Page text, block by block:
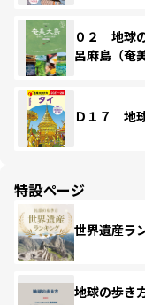
０２ 地球
呂麻島（奄
Ｄ１７ 地
特設ページ
世界遺産ラ
地球の歩き